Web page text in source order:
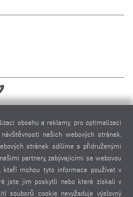
obsahu a reklamy, pro optimalizaci
našich webových stránek.
stránek sdílíme s přidruženými
partnery, zabývajícími se webovou
kteří mohou tyto informace používat v
jste jim poskytli nebo které získali v
souborů cookie nevyžaduje výslovný